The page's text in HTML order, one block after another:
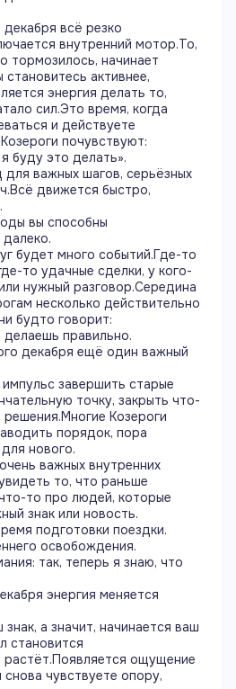
всё резко
внутренний мотор.То,
тормозилось, начинает
активнее,
энергия делать то,
сил.Это время, когда
и действуете
почувствуют:
буду это делать».
важных шагов, серьёзных
движется быстро,
вы способны
будет много событий.Где-то
то удачные сделки, у кого-
нужный разговор.Середина
несколько действительно
будто говорит:
правильно.
декабря ещё один важный
завершить старые
точку, закрыть что-
Козероги
порядок, пора
нового.
важных внутренних
то, что раньше
то про людей, которые
знак или новость.
подготовки поездки.
освобождения.
так, теперь я знаю, что
энергия меняется
а значит, начинается ваш
становится
растёт.Появляется ощущение
чувствуете опору,